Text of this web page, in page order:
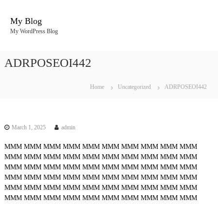
My Blog
My WordPress Blog
ADRPOSEOI442
Home Uncategorized ADRPOSEOI442
March 1, 2025 admin
MMM MMM MMM MMM MMM MMM MMM MMM MMM MMM
MMM MMM MMM MMM MMM MMM MMM MMM MMM MMM
MMM MMM MMM MMM MMM MMM MMM MMM MMM MMM
MMM MMM MMM MMM MMM MMM MMM MMM MMM MMM
MMM MMM MMM MMM MMM MMM MMM MMM MMM MMM
MMM MMM MMM MMM MMM MMM MMM MMM MMM MMM